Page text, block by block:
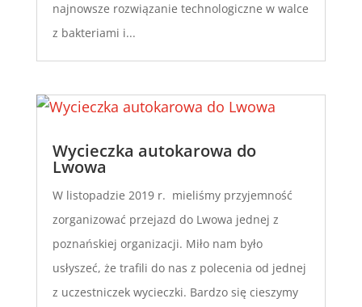
najnowsze rozwiązanie technologiczne w walce
z bakteriami i...
Wycieczka autokarowa do
Lwowa
W listopadzie 2019 r. mieliśmy przyjemność
zorganizować przejazd do Lwowa jednej z
poznańskiej organizacji. Miło nam było
usłyszeć, że trafili do nas z polecenia od jednej
z uczestniczek wycieczki. Bardzo się cieszymy